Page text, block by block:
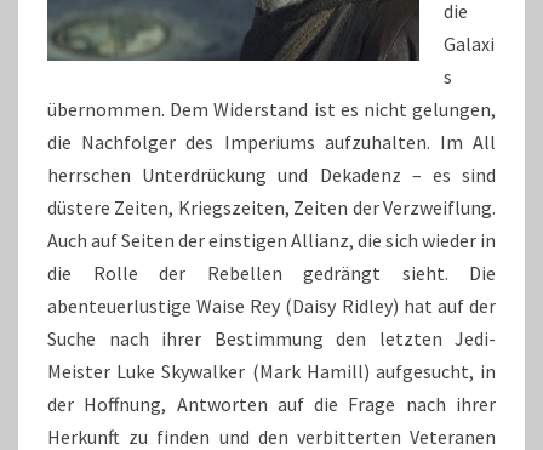
die
Galaxi
s
übernommen. Dem Widerstand ist es nicht gelungen,
die Nachfolger des Imperiums aufzuhalten. Im All
herrschen Unterdrückung und Dekadenz – es sind
düstere Zeiten, Kriegszeiten, Zeiten der Verzweiflung.
Auch auf Seiten der einstigen Allianz, die sich wieder in
die Rolle der Rebellen gedrängt sieht. Die
abenteuerlustige Waise Rey (Daisy Ridley) hat auf der
Suche nach ihrer Bestimmung den letzten Jedi-
Meister Luke Skywalker (Mark Hamill) aufgesucht, in
der Hoffnung, Antworten auf die Frage nach ihrer
Herkunft zu finden und den verbitterten Veteranen